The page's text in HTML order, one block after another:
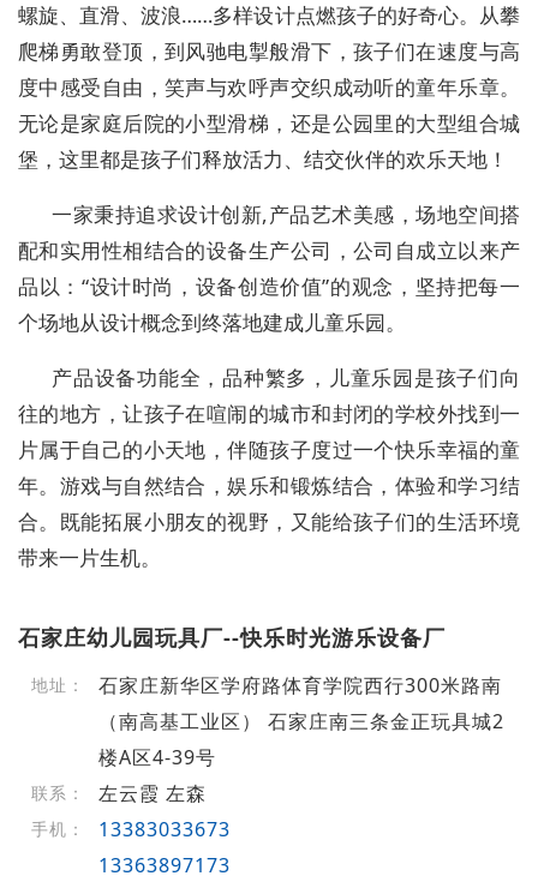
螺旋、直滑、波浪……多样设计点燃孩子的好奇心。从攀
爬梯勇敢登顶，到风驰电掣般滑下，孩子们在速度与高
度中感受自由，笑声与欢呼声交织成动听的童年乐章。
无论是家庭后院的小型滑梯，还是公园里的大型组合城
堡，这里都是孩子们释放活力、结交伙伴的欢乐天地！
一家秉持追求设计创新,产品艺术美感，场地空间搭
配和实用性相结合的设备生产公司，公司自成立以来产
品以：“设计时尚，设备创造价值”的观念，坚持把每一
个场地从设计概念到终落地建成儿童乐园。
产品设备功能全，品种繁多，儿童乐园是孩子们向
往的地方，让孩子在喧闹的城市和封闭的学校外找到一
片属于自己的小天地，伴随孩子度过一个快乐幸福的童
年。游戏与自然结合，娱乐和锻炼结合，体验和学习结
合。既能拓展小朋友的视野，又能给孩子们的生活环境
带来一片生机。
石家庄幼儿园玩具厂--快乐时光游乐设备厂
地址：
石家庄新华区学府路体育学院西行300米路南
（南高基工业区） 石家庄南三条金正玩具城2
楼A区4-39号
联系： 左云霞 左森
手机：
13383033673
13363897173